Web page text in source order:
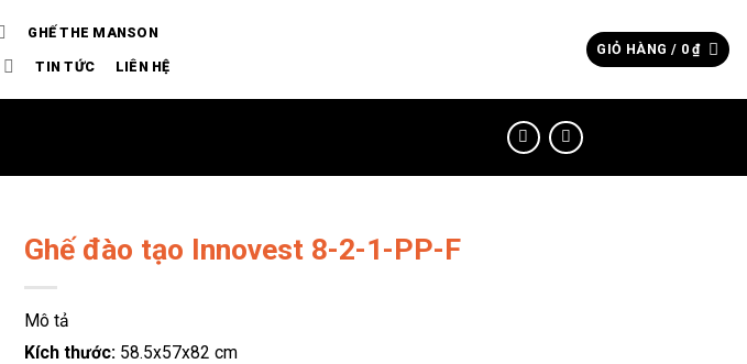
GHẾ THE MANSON
TIN TỨC LIÊN HỆ
GIỎ HÀNG / 0₫
Ghế đào tạo Innovest 8-2-1-PP-F
Mô tả
Kích thước: 58.5x57x82 cm